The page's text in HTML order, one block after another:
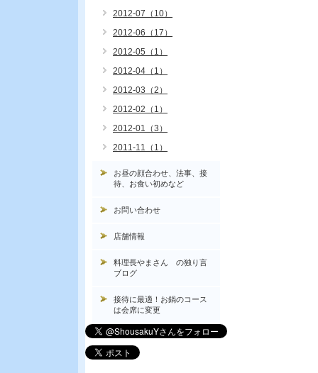
2012-07（10）
2012-06（17）
2012-05（1）
2012-04（1）
2012-03（2）
2012-02（1）
2012-01（3）
2011-11（1）
お昼の顔合わせ、法事、接
待、お食い初めなど
お問い合わせ
店舗情報
料理長やまさん の独り言
ブログ
接待に最適！お鍋のコース
は会席に変更